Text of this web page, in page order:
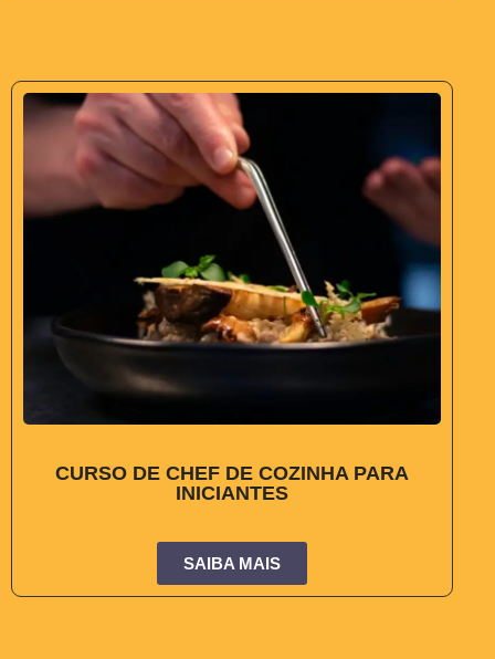
CURSO DE CHEF DE COZINHA PARA
INICIANTES
SAIBA MAIS